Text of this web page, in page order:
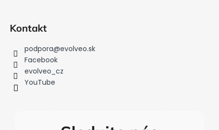
Kontakt
podpora@evolveo.sk
Facebook
evolveo_cz
YouTube